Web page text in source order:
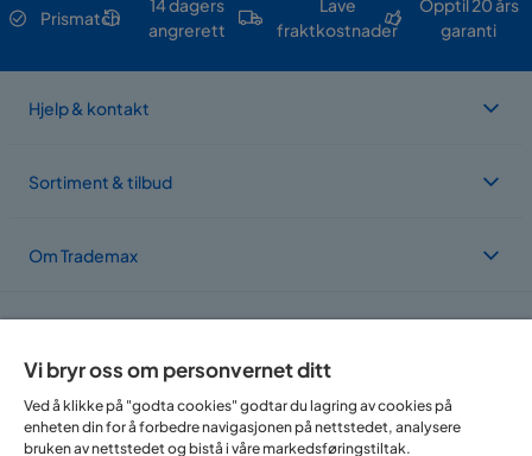
Prismatch
14 dagers
angrerett
Lave
fraktkostnader
Opptil 20 års
garanti
Hjelp & kontakt
Sortiment & tilbud
Om Trademax
Vi bryr oss om personvernet ditt
Ved å klikke på "godta cookies" godtar du lagring av cookies på
enheten din for å forbedre navigasjonen på nettstedet, analysere
bruken av nettstedet og bistå i våre markedsføringstiltak.